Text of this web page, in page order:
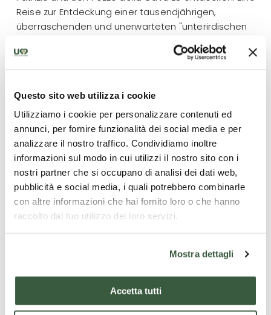
Questo sito web utilizza i cookie
Utilizziamo i cookie per personalizzare contenuti ed
annunci, per fornire funzionalità dei social media e per
analizzare il nostro traffico. Condividiamo inoltre
informazioni sul modo in cui utilizzi il nostro sito con i
nostri partner che si occupano di analisi dei dati web,
pubblicità e social media, i quali potrebbero combinarle
con altre informazioni che hai fornito loro o che hanno
raccolto dal tuo utilizzo dei loro servizi.
Mostra dettagli
Accetta tutti
Reise zur Entdeckung einer tausendjährigen,
überraschenden und unerwarteten "unterirdischen
Freier Nachmittag
Freies Abendessen.
Übernachtung
Sonntag
Nach der Abfahrt geht es weiter nach Perugia, wo der
unterirdische Weg von der Rocca Paolina beginnt, um
den archäologischen Bereich unter dem Dom zu
Was ist enthalten